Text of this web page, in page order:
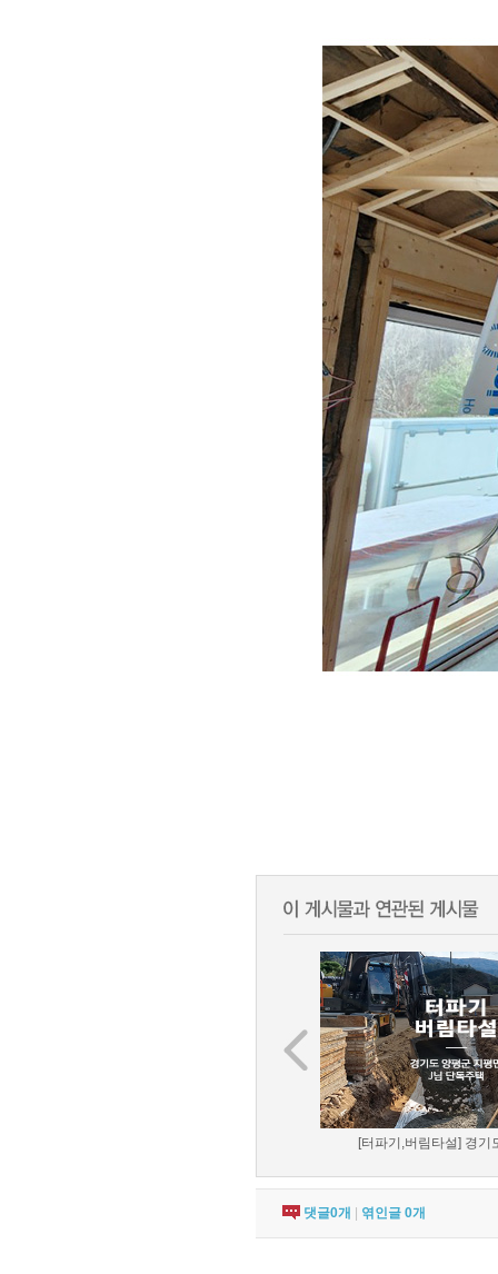
[터파기,버림타설] 경기
댓글0개 엮인글 0개